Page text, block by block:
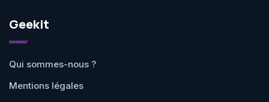
Geekit
Qui sommes-nous ?
Mentions légales